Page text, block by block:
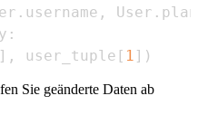
. username , User .
:
] , user_tuple [ 1 ] )
Sie geänderte Daten ab